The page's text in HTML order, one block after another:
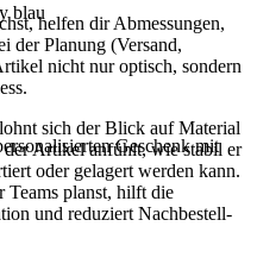
helfen dir Abmessungen,
der Planung (Versand,
nicht nur optisch, sondern
sich der Blick auf Material
Artikel anfühlt, wie stabil er
oder gelagert werden kann.
Teams planst, hilft die
und reduziert Nachbestell-
blau
Geschenk mit